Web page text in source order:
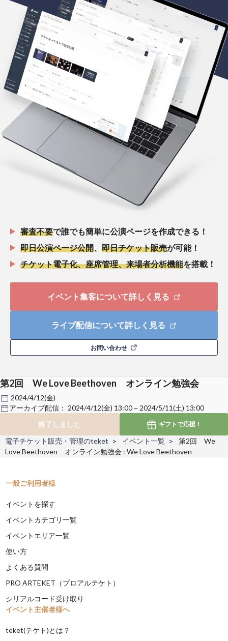
審査不要で誰でも簡単に公演ページを作成できる！
即日公演ページ公開
即日チケット販売が可能！
チケット電子化、座席管理、来場者分析機能を搭載！
イベント集客について詳しく見る
ライブ配信について詳しく見る
お問い合わせ
第2回 We Love Beethoven オンライン勉強会
2024/4/12(金)
アーカイブ配信： 2024/4/12(金) 13:00 ~ 2024/5/11(土) 13:00
終了しました
ギフトで応援！
電子チケット販売・管理のteket イベント一覧
第2回 We
Love Beethoven オンライン勉強会 : We Love Beethoven
一般ご利用者様
イベントを探す
イベントカテゴリ一覧
イベントエリア一覧
使い方
よくある質問
PRO ARTEKET（プロアルテケト）
シリアルコード受け取り
イベント主催者様へ
teket(テケト)とは？